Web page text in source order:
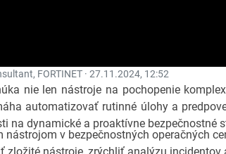
FORTINET · 27.11.2024, 12:52
nie len nástroje na pochopenie
automatizovať rutinné úlohy a
na dynamické a proaktívne bezpečnostné
v bezpečnostných operačných